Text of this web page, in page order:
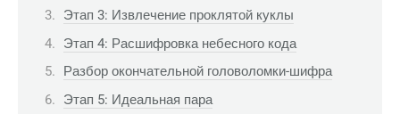
Этап 3: Извлечение проклятой куклы
Этап 4: Расшифровка небесного кода
Разбор окончательной головоломки-шифра
Этап 5: Идеальная пара